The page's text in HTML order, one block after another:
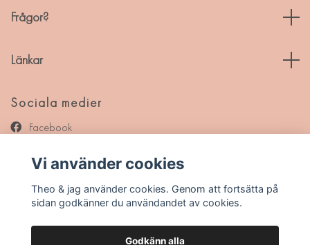
Frågor?
Länkar
Sociala medier
Facebook
Pinterest
Vi använder cookies
Theo & jag använder cookies. Genom att fortsätta på
sidan godkänner du användandet av cookies.
Godkänn alla